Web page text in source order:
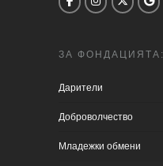
ЗА ФОНДАЦИЯТА:
Дарители
Доброволчество
Младежки обмени